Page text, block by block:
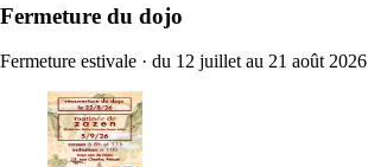
Fermeture du dojo
Fermeture estivale · du 12 juillet au 21 août 2026